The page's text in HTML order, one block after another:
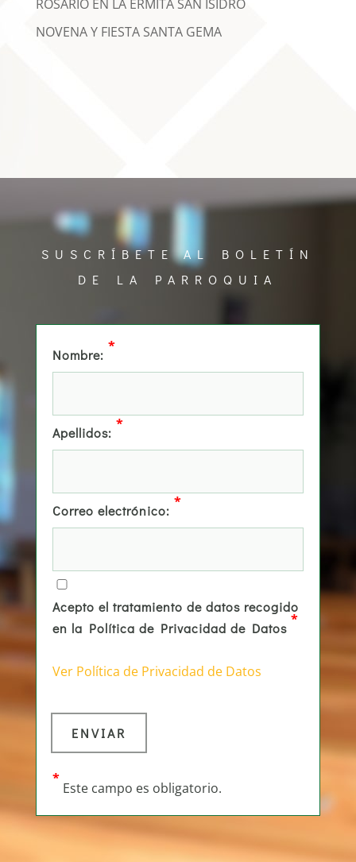
ROSARIO EN LA ERMITA SAN ISIDRO
NOVENA Y FIESTA SANTA GEMA
SUSCRÍBETE AL BOLETÍN
DE LA PARROQUIA
Nombre:
*
Apellidos:
*
Correo electrónico:
*
Acepto el tratamiento de datos recogido
en la Política de Privacidad de Datos
*
Ver Política de Privacidad de Datos
*
Este campo es obligatorio.